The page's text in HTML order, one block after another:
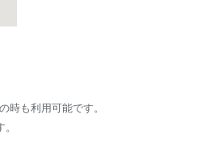
時も利用可能です。